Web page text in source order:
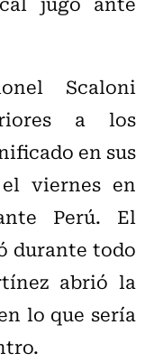
Scaloni
a los
en sus
viernes en
Perú. El
durante todo
abrió la
lo que sería